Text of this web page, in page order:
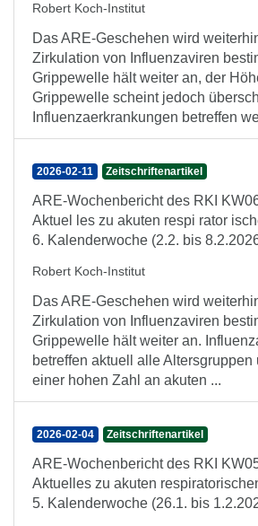
Robert Koch-Institut
Das ARE-Geschehen wird
Zirkulation von Influenzaviren
Grippewelle hält weiter an, der
Grippewelle scheint jedoch
Influenzaerkrankungen betreffen
2026-02-11 Zeitschriftenartikel
ARE-Wochenbericht des RKI
Aktuel les zu akuten respi rator
6. Kalenderwoche (2.2. bis
Robert Koch-Institut
Das ARE-Geschehen wird
Zirkulation von Influenzaviren
Grippewelle hält weiter an.
betreffen aktuell alle Altersgruppen
einer hohen Zahl an akuten ...
2026-02-04 Zeitschriftenartikel
ARE-Wochenbericht des RKI
Aktuelles zu akuten
5. Kalenderwoche (26.1. bis